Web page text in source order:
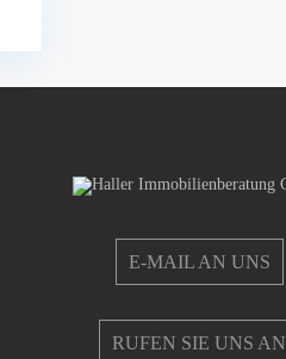
E-MAIL AN UNS
RUFEN SIE UNS AN